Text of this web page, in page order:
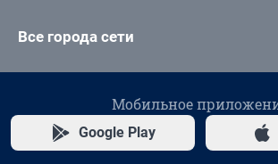
Все города сети
Мобильное
Google Play